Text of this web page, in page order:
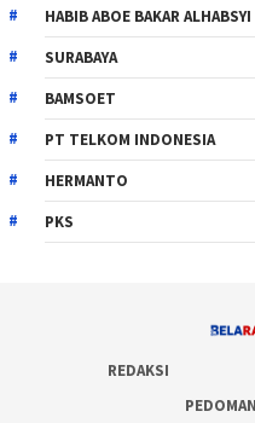
HABIB ABOE BAKAR ALHABSYI
SURABAYA
BAMSOET
PT TELKOM INDONESIA
HERMANTO
PKS
REDAKSI